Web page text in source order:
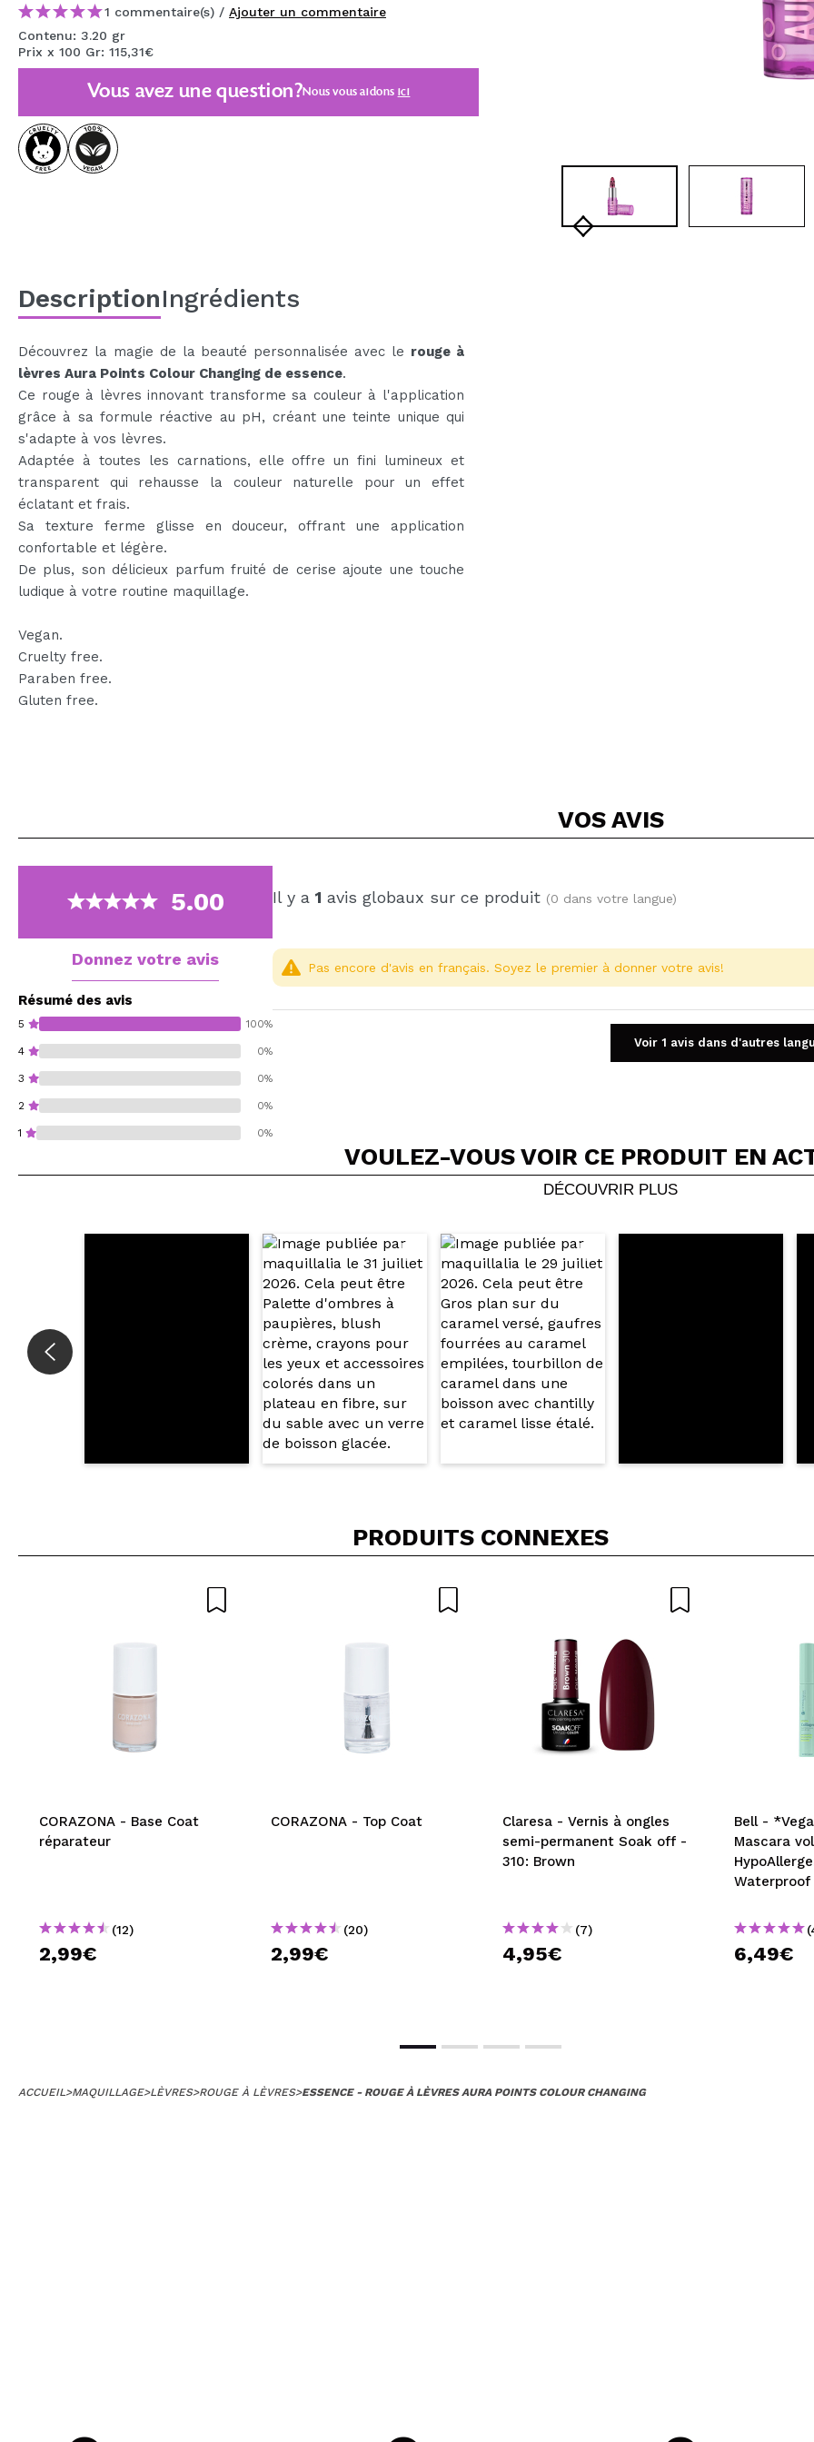
MAQUIFARMA
KOREA ZONE
TRAVEL SIZE
NATURE
BIENTÔT DISPONIBLE
1 commentaire(s) / Ajouter un commentaire
Contenu: 3.20 gr
Prix x 100 Gr: 115,31€
Vous avez une question?Nous vous aidons ici
DescriptionIngrédients
Découvrez la magie de la beauté personnalisée avec le rouge à
lèvres Aura Points Colour Changing de essence.
Ce rouge à lèvres innovant transforme sa couleur à l'application
grâce à sa formule réactive au pH, créant une teinte unique qui
s'adapte à vos lèvres.
Adaptée à toutes les carnations, elle offre un fini lumineux et
transparent qui rehausse la couleur naturelle pour un effet
éclatant et frais.
Sa texture ferme glisse en douceur, offrant une application
confortable et légère.
De plus, son délicieux parfum fruité de cerise ajoute une touche
ludique à votre routine maquillage.
Vegan.
Cruelty free.
Paraben free.
Gluten free.
VOS AVIS
5.00
Donnez votre avis
Résumé des avis
5 100%
4 0%
3 0%
2 0%
1 0%
Il y a 1 avis globaux sur ce produit (0 dans votre langue)
Partager une vidéo ou une photo
Votre vidéo pourrait être la première. Imaginez...
Recommandez-vous cet achat? Oui Non 5/
ENVOYER
Pas encore d'avis en français. Soyez le premier à donner votre avis!
Voir 1 avis dans d'autres
VOULEZ-VOUS VOIR CE PRODUIT EN
DÉCOUVRIR PLUS
PRODUITS CONNEXES
CORAZONA - Base Coat
réparateur
(12)
2,99€
CORAZONA - Top Coat
(20)
2,99€
Claresa - Vernis à ongles
semi-permanent Soak off -
310: Brown
(7)
4,95€
Bell -
Mascara
Waterproof
6,49€
ACCUEIL>MAQUILLAGE>LÈVRES>ROUGE À LÈVRES>ESSENCE - ROUGE À LÈVRES AURA POINTS COLOUR CHANGING